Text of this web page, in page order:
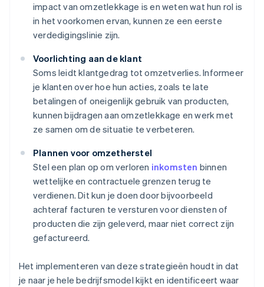
impact van omzetlekkage is en weten wat hun rol is
in het voorkomen ervan, kunnen ze een eerste
verdedigingslinie zijn.
Voorlichting aan de klant
Soms leidt klantgedrag tot omzetverlies. Informeer
je klanten over hoe hun acties, zoals te late
betalingen of oneigenlijk gebruik van producten,
kunnen bijdragen aan omzetlekkage en werk met
ze samen om de situatie te verbeteren.
Plannen voor omzetherstel
Stel een plan op om verloren inkomsten binnen
wettelijke en contractuele grenzen terug te
verdienen. Dit kun je doen door bijvoorbeeld
achteraf facturen te versturen voor diensten of
producten die zijn geleverd, maar niet correct zijn
gefactureerd.
Het implementeren van deze strategieën houdt in dat
je naar je hele bedrijfsmodel kijkt en identificeert waar